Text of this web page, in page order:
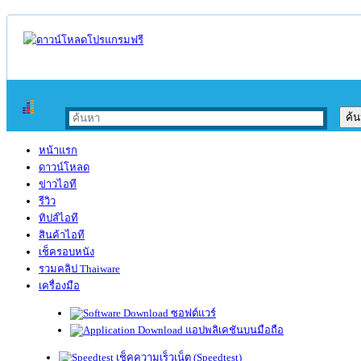
หน้าแรก
ดาวน์โหลด
ข่าวไอที
รีวิว
ทิปส์ไอที
สินค้าไอที
เช็ครอบหนัง
รวมคลิป Thaiware
เครื่องมือ
ซอฟต์แวร์
แอปพลิเคชันบนมือถือ
เช็คความเร็วเน็ต (Speedtest)